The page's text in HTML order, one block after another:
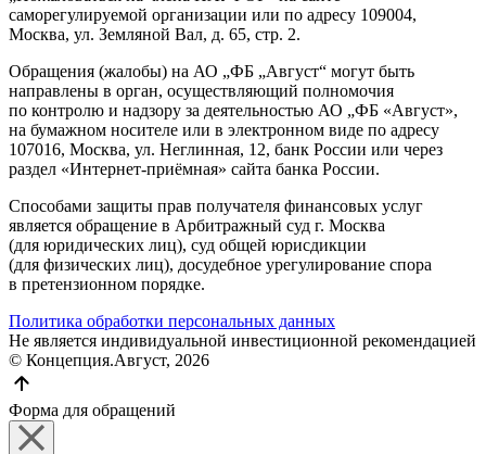
саморегулируемой организации или по адресу 109004,
Москва, ул. Земляной Вал, д. 65, стр. 2.
Обращения (жалобы) на АО „ФБ „Август“ могут быть
направлены в орган, осуществляющий полномочия
по контролю и надзору за деятельностью АО „ФБ «Август»,
на бумажном носителе или в электронном виде по адресу
107016, Москва, ул. Неглинная, 12, банк России или через
раздел «Интернет-приёмная» сайта банка России.
Способами защиты прав получателя финансовых услуг
является обращение в Арбитражный суд г. Москва
(для юридических лиц), суд общей юрисдикции
(для физических лиц), досудебное урегулирование спора
в претензионном порядке.
Политика обработки персональных данных
Не является индивидуальной инвестиционной рекомендацией
© Концепция.Август, 2026
Форма для обращений